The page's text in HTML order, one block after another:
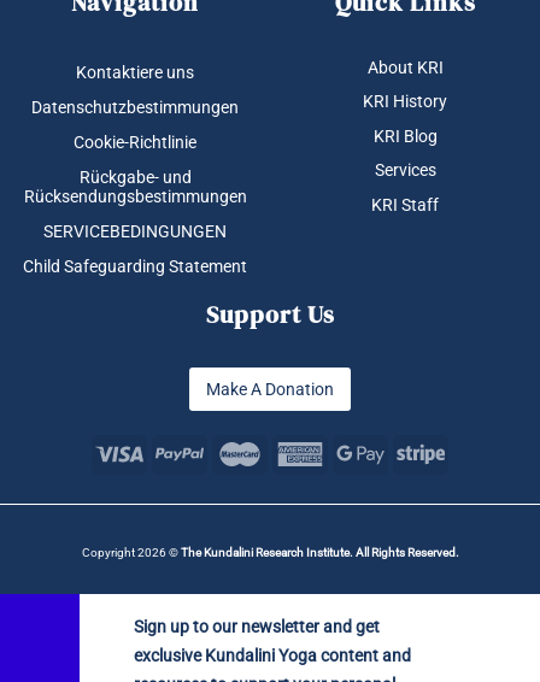
Kontaktiere uns
Datenschutzbestimmungen
Cookie-Richtlinie
Rückgabe- und
Rücksendungsbestimmungen
SERVICEBEDINGUNGEN
Child Safeguarding Statement
About KRI
KRI History
KRI Blog
Services
KRI Staff
Support Us
Make A Donation
Copyright 2026 ©The Kundalini Research Institute. All Rights Reserved.
Sign up to our newsletter and get
exclusive Kundalini Yoga content and